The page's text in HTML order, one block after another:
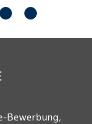
Bewerbung,